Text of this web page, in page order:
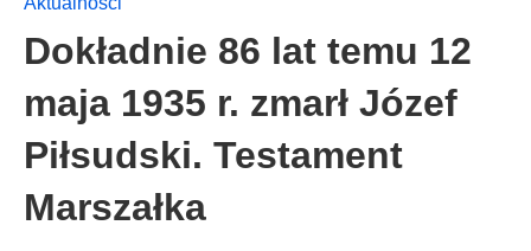
Dokładnie 86 lat temu 12
maja 1935 r. zmarł Józef
Piłsudski. Testament
Marszałka